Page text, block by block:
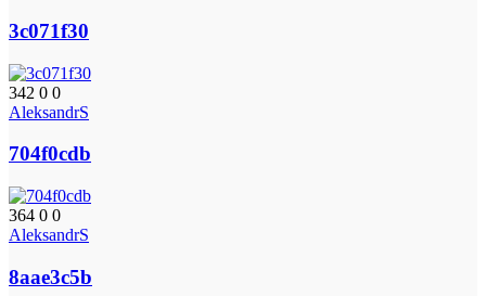
3c071f30
342 0 0
AleksandrS
704f0cdb
364 0 0
AleksandrS
8aae3c5b